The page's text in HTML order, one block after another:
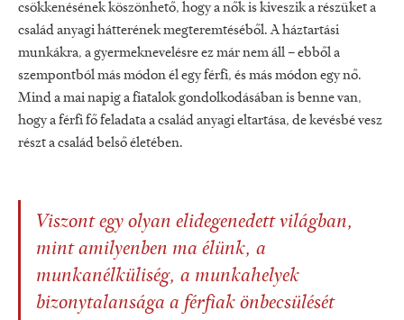
csök­kenésének köszönhető, hogy a nők is kiveszik a részüket a
család anyagi hát­terének megteremtéséből. A háztartási
munkákra, a gyermeknevelésre ez már nem áll – ebből a
szempontból más módon él egy férfi, és más módon egy nő.
Mind a mai napig a fiatalok gon­dolkodásában is benne van,
hogy a fér­fi fő feladata a család anyagi eltartá­sa, de kevésbé vesz
részt a család belső életében.
Viszont egy olyan elidege­nedett világban,
mint amilyenben ma élünk, a
munkanélküliség, a munkahe­lyek
bizonytalansága a férfiak önbecsü­lését